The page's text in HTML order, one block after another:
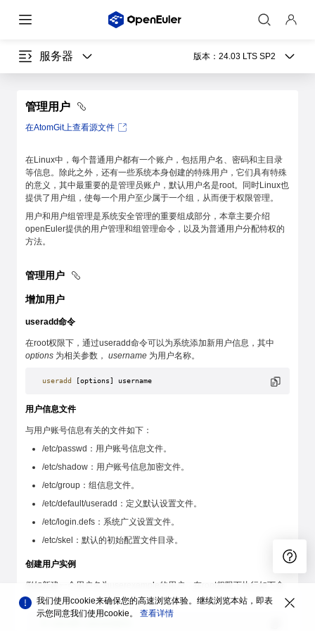
服务器 版本： 24.03 LTS SP2
管理用户
在AtomGit上查看源文件
在Linux中，每个普通用户都有一个账户，包括用户名、密码和主目录
等信息。除此之外，还有一些系统本身创建的特殊用户，它们具有特殊
的意义，其中最重要的是管理员账户，默认用户名是root。同时Linux也
提供了用户组，使每一个用户至少属于一个组，从而便于权限管理。
用户和用户组管理是系统安全管理的重要组成部分，本章主要介绍
openEuler提供的用户管理和组管理命令，以及为普通用户分配特权的
方法。
管理用户
增加用户
useradd命令
在root权限下，通过useradd命令可以为系统添加新用户信息，其中
options 为相关参数， username 为用户名称。
useradd [options] username
用户信息文件
与用户账号信息有关的文件如下：
/etc/passwd：用户账号信息文件。
/etc/shadow：用户账号信息加密文件。
/etc/group：组信息文件。
/etc/default/useradd：定义默认设置文件。
/etc/login.defs：系统广义设置文件。
/etc/skel：默认的初始配置文件目录。
创建用户实例
例如新建一个用户名为userexample的用户，在root权限下执行如下命
令：我们使用cookie来确保您的高速浏览体验。继续浏览本站，即表
示您同意我们使用cookie。 查看详情